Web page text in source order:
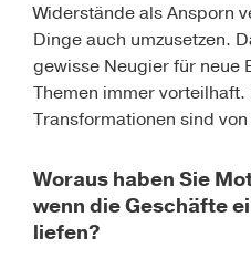
Widerstände als Ansporn
Dinge auch umzusetzen.
gewisse Neugier für neue
Themen immer
Transformationen sind
Woraus haben Sie
wenn die Geschäfte
liefen?